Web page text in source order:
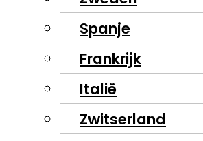
Spanje
Frankrijk
Italië
Zwitserland